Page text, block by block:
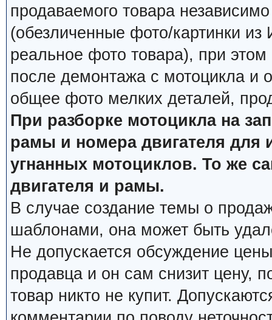
продаваемого товара
(обезличенные фото/картинки из
реальное фото товара), при
после демонтажа с мотоцикла и
общее фото мелких деталей,
При разборке мотоцикла на
рамы и номера двигателя для
угнанных мотоциклов. То же
двигателя и рамы.
В случае создание темы о
шаблонами, она может быть
Не допускается обсуждение
продавца и он сам снизит цену,
товар никто не купит.